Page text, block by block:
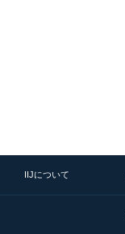
IIJについて